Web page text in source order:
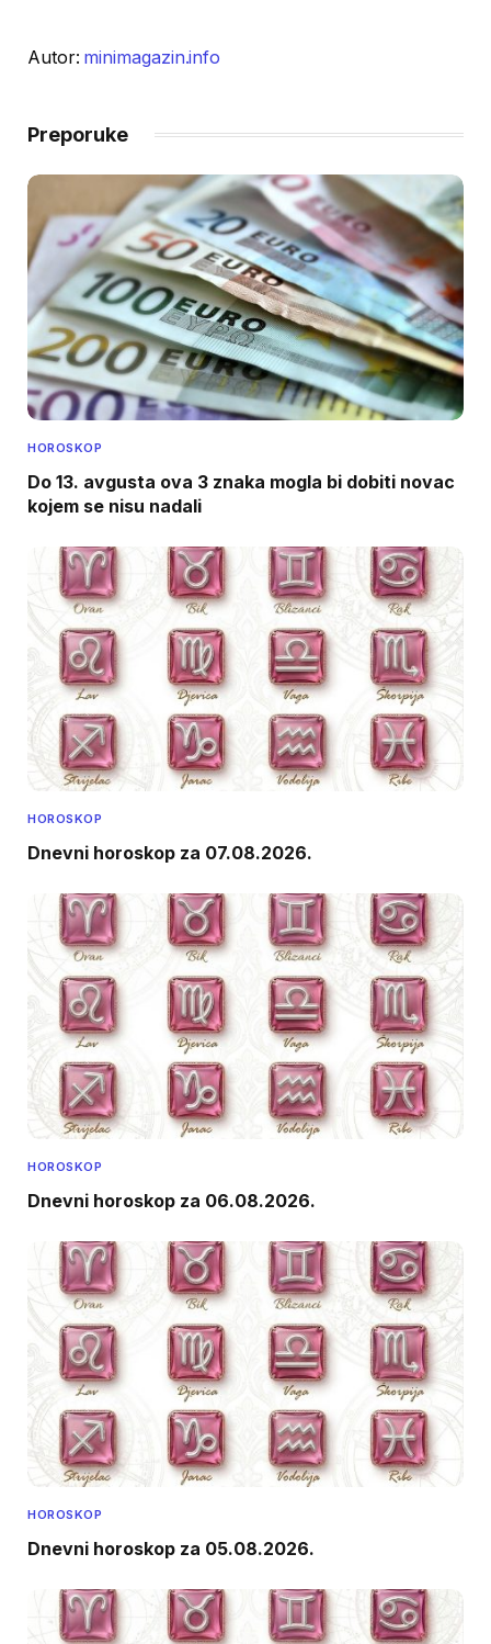
Autor: minimagazin.info
Preporuke
HOROSKOP
Do 13. avgusta ova 3 znaka mogla bi dobiti novac
kojem se nisu nadali
HOROSKOP
Dnevni horoskop za 07.08.2026.
HOROSKOP
Dnevni horoskop za 06.08.2026.
HOROSKOP
Dnevni horoskop za 05.08.2026.